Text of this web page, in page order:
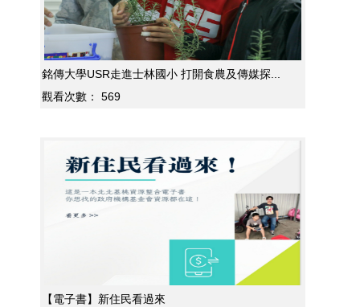
銘傳大學USR走進士林國小 打開食農及傳媒探...
觀看次數：
569
【電子書】新住民看過來